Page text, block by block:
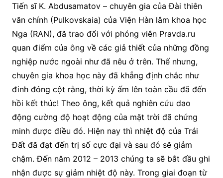
Tiến sĩ K. Abdusamatov – chuyên gia của Đài thiên
văn chính (Pulkovskaia) của Viện Hàn lâm khoa học
Nga (RAN), đã trao đổi với phóng viên Pravda.ru
quan điểm của ông về các giả thiết của những đồng
nghiệp nước ngoài như đã nêu ở trên. Thế nhưng,
chuyên gia khoa học này đã khẳng định chắc như
đinh đóng cột rằng, thời kỳ ấm lên toàn cầu đã đến
hồi kết thúc! Theo ông, kết quả nghiên cứu dao
động cường độ hoạt động của mặt trời đã chứng
minh được điều đó. Hiện nay thì nhiệt độ của Trái
Đất đã đạt đến trị số cực đại và sau đó sẽ giảm
chậm. Đến năm 2012 – 2013 chúng ta sẽ bắt đầu ghi
nhận được sự giảm nhiệt độ này. Trong giai đoạn từ